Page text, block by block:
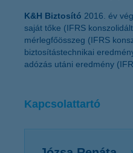
K&H Biztosító 2016. év
saját tőke (IFRS
mérlegfőösszeg (IFRS
biztosítástechnikai
adózás utáni eredmény
Kapcsolattartó